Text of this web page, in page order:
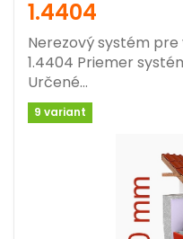
1.4404
Nerezový systém
1.4404 Priemer
Určené…
9 variant